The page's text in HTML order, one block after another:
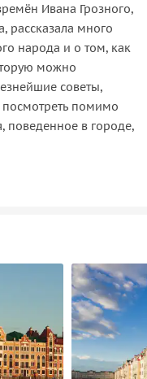
Ивана Грозного,
рассказала много
народа и о том, как
можно
советы,
посмотреть помимо
поведенное в городе,